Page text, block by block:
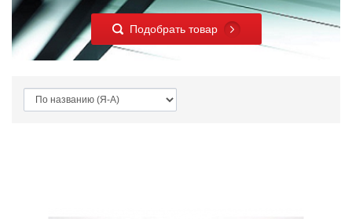
Подобрать товар